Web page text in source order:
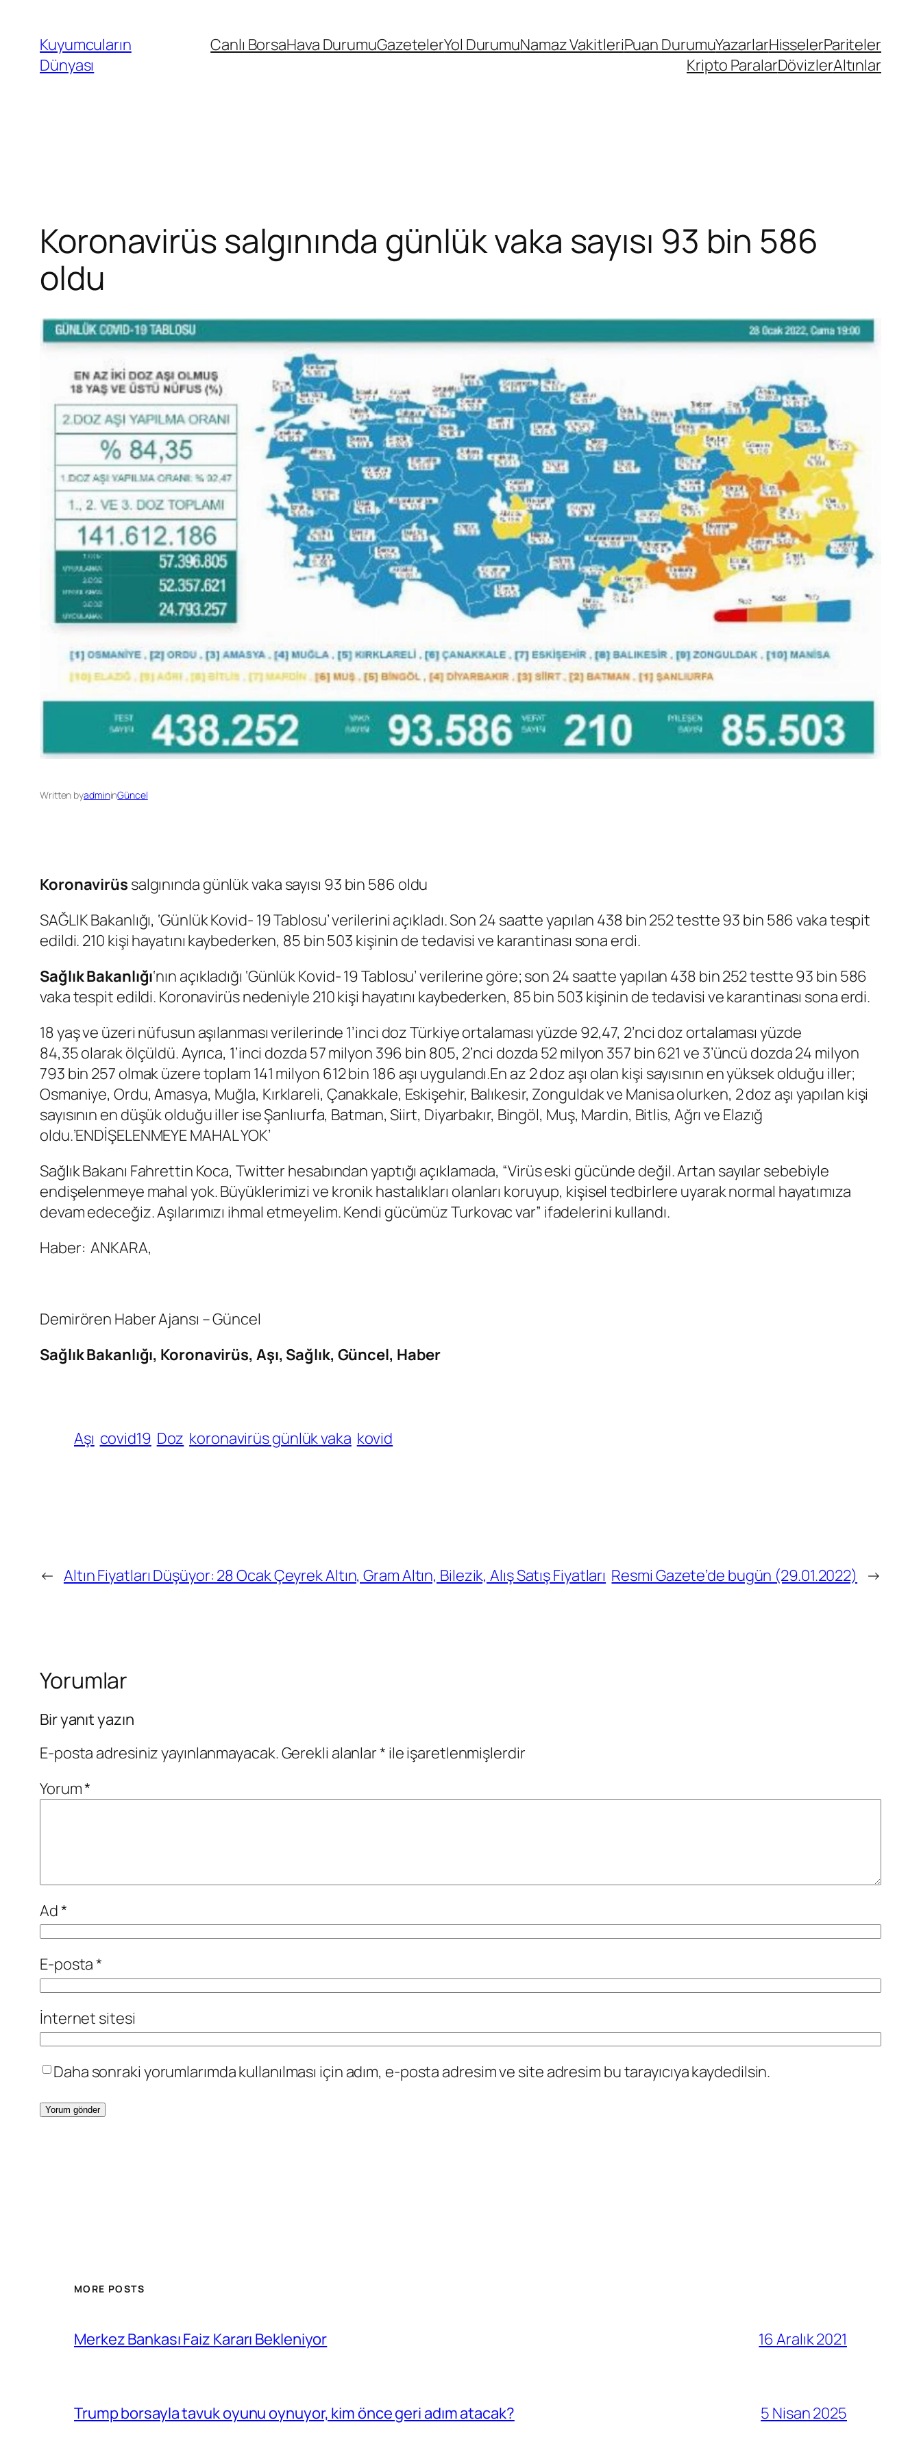
Kuyumcuların
Dünyası
Canlı BorsaHava DurumuGazetelerYol DurumuNamaz VakitleriPuan DurumuYazarlarHisselerPariteler
Kripto ParalarDövizlerAltınlar
Koronavirüs salgınında günlük vaka sayısı 93 bin 586
oldu
Written byadmininGüncel
Koronavirüs salgınında günlük vaka sayısı 93 bin 586 oldu
SAĞLIK Bakanlığı, ‘Günlük Kovid- 19 Tablosu’ verilerini açıkladı. Son 24 saatte yapılan 438 bin 252 testte 93 bin 586 vaka tespit
edildi. 210 kişi hayatını kaybederken, 85 bin 503 kişinin de tedavisi ve karantinası sona erdi.
Sağlık Bakanlığı‘nın açıkladığı ‘Günlük Kovid- 19 Tablosu’ verilerine göre; son 24 saatte yapılan 438 bin 252 testte 93 bin 586
vaka tespit edildi. Koronavirüs nedeniyle 210 kişi hayatını kaybederken, 85 bin 503 kişinin de tedavisi ve karantinası sona erdi.
18 yaş ve üzeri nüfusun aşılanması verilerinde 1’inci doz Türkiye ortalaması yüzde 92,47, 2’nci doz ortalaması yüzde
84,35 olarak ölçüldü. Ayrıca, 1’inci dozda 57 milyon 396 bin 805, 2’nci dozda 52 milyon 357 bin 621 ve 3’üncü dozda 24 milyon
793 bin 257 olmak üzere toplam 141 milyon 612 bin 186 aşı uygulandı.En az 2 doz aşı olan kişi sayısının en yüksek olduğu iller;
Osmaniye, Ordu, Amasya, Muğla, Kırklareli, Çanakkale, Eskişehir, Balıkesir, Zonguldak ve Manisa olurken, 2 doz aşı yapılan kişi
sayısının en düşük olduğu iller ise Şanlıurfa, Batman, Siirt, Diyarbakır, Bingöl, Muş, Mardin, Bitlis, Ağrı ve Elazığ
oldu.’ENDİŞELENMEYE MAHAL YOK’
Sağlık Bakanı Fahrettin Koca, Twitter hesabından yaptığı açıklamada, “Virüs eski gücünde değil. Artan sayılar sebebiyle
endişelenmeye mahal yok. Büyüklerimizi ve kronik hastalıkları olanları koruyup, kişisel tedbirlere uyarak normal hayatımıza
devam edeceğiz. Aşılarımızı ihmal etmeyelim. Kendi gücümüz Turkovac var” ifadelerini kullandı.
Haber: ANKARA,
Demirören Haber Ajansı – Güncel
Sağlık Bakanlığı, Koronavirüs, Aşı, Sağlık, Güncel, Haber
Aşı covid19 Doz koronavirüs günlük vaka kovid
← Altın Fiyatları Düşüyor: 28 Ocak Çeyrek Altın, Gram Altın, Bilezik, Alış Satış Fiyatları Resmi Gazete’de bugün (29.01.2022) →
Yorumlar
Bir yanıt yazın
E-posta adresiniz yayınlanmayacak.Gerekli alanlar* ile işaretlenmişlerdir
Yorum*
Ad*
E-posta*
İnternet sitesi
Daha sonraki yorumlarımda kullanılması için adım, e-posta adresim ve site adresim bu tarayıcıya kaydedilsin.
MORE POSTS
Merkez Bankası Faiz Kararı Bekleniyor 16 Aralık 2021
Trump borsayla tavuk oyunu oynuyor, kim önce geri adım atacak? 5 Nisan 2025